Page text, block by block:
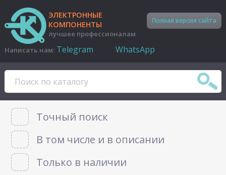
ЭЛЕКТРОННЫЕ
КОМПОНЕНТЫ
лучшее профессионалам
Полная версия сайта
Написать нам: Telegram WhatsApp
Точный поиск
В том числе и в описании
Только в наличии